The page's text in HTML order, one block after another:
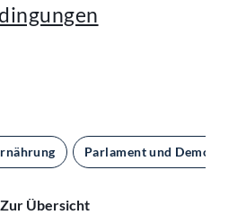
Parlament und Demokratie
Zur Übersicht